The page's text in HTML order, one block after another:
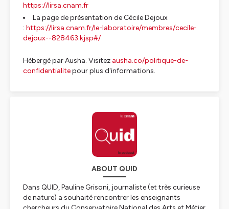
https://lirsa.cnam.fr
La page de présentation de Cécile Dejoux
: https://lirsa.cnam.fr/le-laboratoire/membres/cecile-
dejoux--828463.kjsp#/
Hébergé par Ausha. Visitez ausha.co/politique-de-
confidentialitepour plus d'informations.
ABOUT QUID
Dans QUID, Pauline Grisoni, journaliste (et très curieuse
de nature) a souhaité rencontrer les enseignants